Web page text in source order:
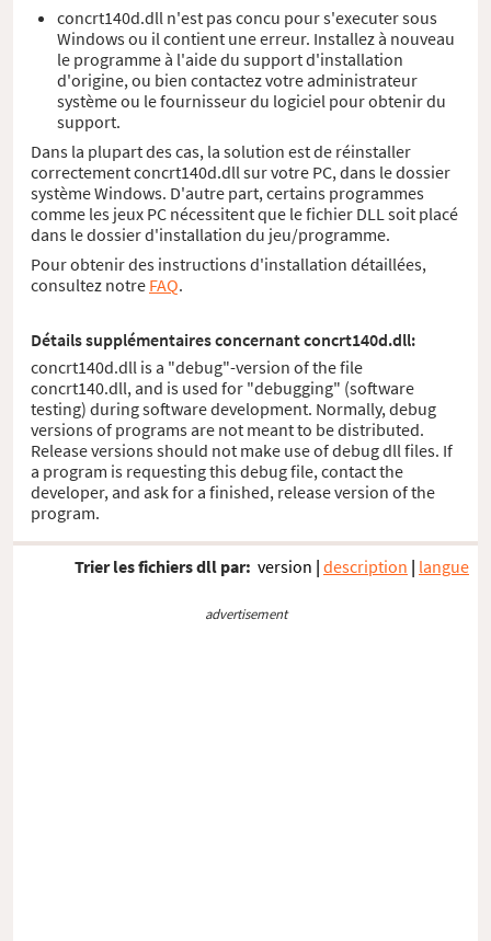
concrt140d.dll n'est pas concu pour s'executer sous
Windows ou il contient une erreur. Installez à nouveau
le programme à l'aide du support d'installation
d'origine, ou bien contactez votre administrateur
système ou le fournisseur du logiciel pour obtenir du
support.
Dans la plupart des cas, la solution est de réinstaller
correctement concrt140d.dll sur votre PC, dans le dossier
système Windows. D'autre part, certains programmes
comme les jeux PC nécessitent que le fichier DLL soit placé
dans le dossier d'installation du jeu/programme.
Pour obtenir des instructions d'installation détaillées,
consultez notre FAQ.
Détails supplémentaires concernant concrt140d.dll:
concrt140d.dll is a "debug"-version of the file
concrt140.dll, and is used for "debugging" (software
testing) during software development. Normally, debug
versions of programs are not meant to be distributed.
Release versions should not make use of debug dll files. If
a program is requesting this debug file, contact the
developer, and ask for a finished, release version of the
program.
Trier les fichiers dll par: version | description | langue
advertisement